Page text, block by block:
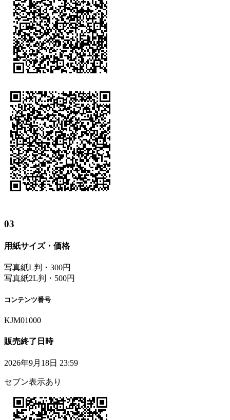
03
用紙サイズ・価格
写真紙L判・300円
写真紙2L判・500円
コンテンツ番号
KJM01000
販売終了日時
2026年9月18日 23:59
セブン表示あり